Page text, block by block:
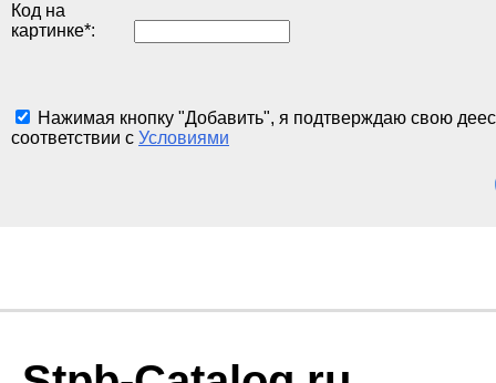
Код на
картинке*:
Нажимая кнопку "Добавить", я подтверждаю свою
соответствии с Условиями